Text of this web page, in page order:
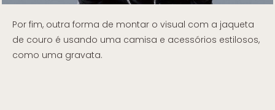
Por fim, outra forma de montar o visual com a jaqueta
de couro é usando uma camisa e acessórios estilosos,
como uma gravata.